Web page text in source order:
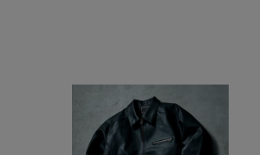
BAKUNE
BALENCIAGA